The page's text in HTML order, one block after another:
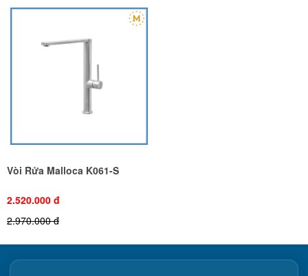
Vòi Rửa Malloca K061-S
2.520.000 đ
2.970.000 đ